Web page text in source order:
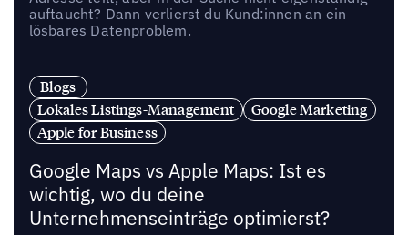
auftaucht? Dann verlierst du Kund:innen an ein
lösbares Datenproblem.
Blogs
Lokales Listings-Management
Google Marketing
Apple for Business
Google Maps vs Apple Maps: Ist es
wichtig, wo du deine
Unternehmenseinträge optimierst?